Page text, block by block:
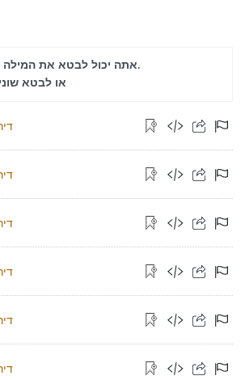
אתה יכול לבטא את המילה הזאת יותר.
או לבטא